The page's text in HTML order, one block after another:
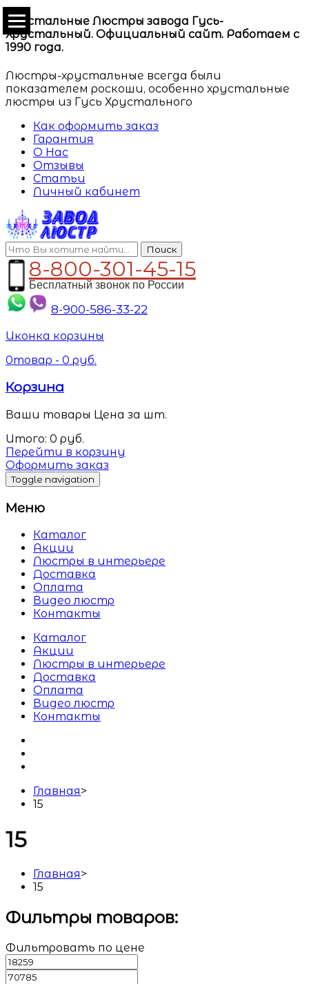
Хрустальные Люстры завода Гусь-
Хрустальный. Официальный сайт. Работаем с
1990 года.
Люстры-хрустальные всегда были
показателем роскоши, особенно хрустальные
люстры из Гусь Хрустального
Как оформить заказ
Гарантия
О Нас
Отзывы
Статьи
Личный кабинет
Поиск
8-800-301-45-15
Бесплатный звонок по России
8-900-586-33-22
Иконка корзины
0товар - 0 руб.
Корзина
Ваши товары Цена за шт.
Итого: 0 руб.
Перейти в корзину
Оформить заказ
Toggle navigation
Меню
Каталог
Акции
Люстры в интерьере
Доставка
Оплата
Видео люстр
Контакты
Каталог
Акции
Люстры в интерьере
Доставка
Оплата
Видео люстр
Контакты
Главная>
15
15
Главная>
15
Фильтры товаров:
Фильтровать по цене